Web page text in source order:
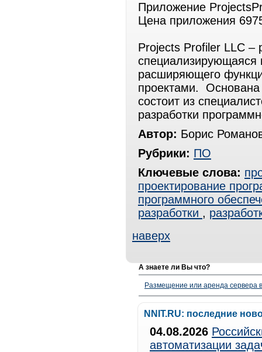
Приложение
Цена приложения
Projects Profiler LLC –
специализирующаяся
расширяющего
проектами. Основана
состоит из
разработки
Автор: Борис
Рубрики: ПО
Ключевые слова:
проектирование
программного
разработки ,
наверх
А знаете ли Вы что?
Размещение или аренда сервера
NNIT.RU: последние
04.08.2026
автоматизации